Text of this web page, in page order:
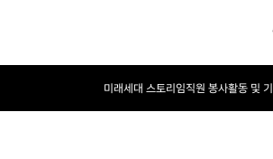
미래세대 스토리임직원 봉사활동 및